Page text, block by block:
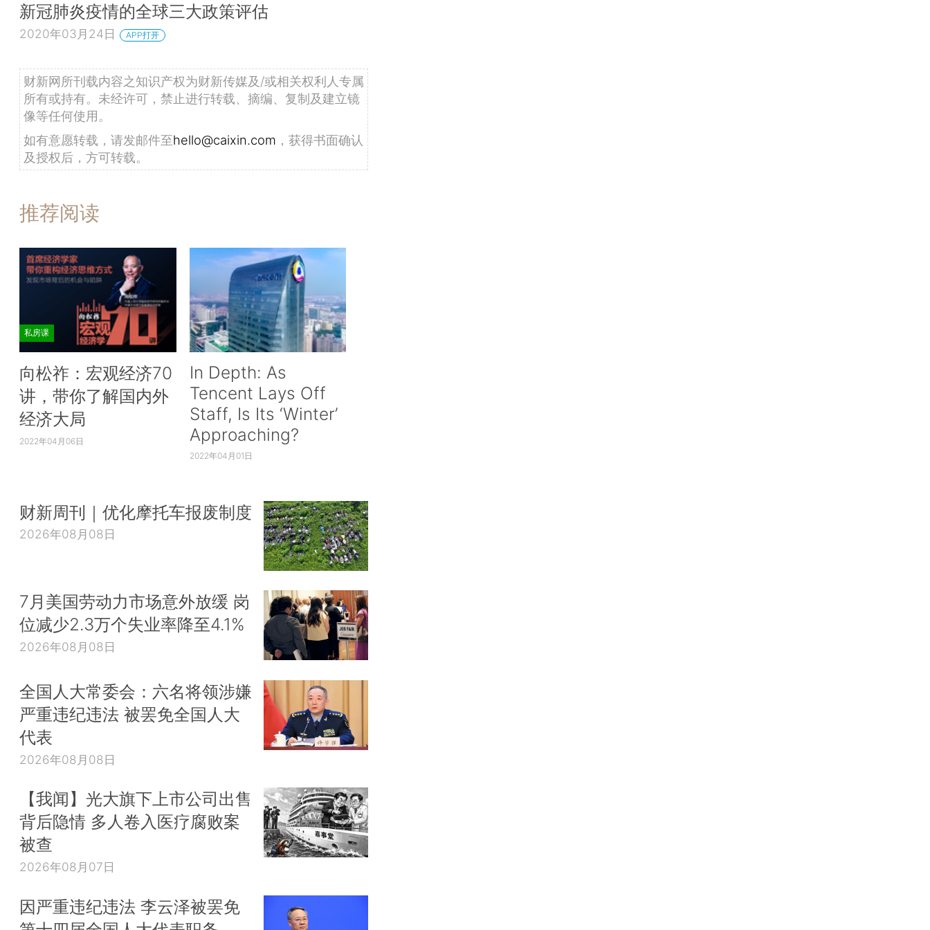
新冠肺炎疫情的全球三大政策评估
2020年03月24日 APP打开
财新网所刊载内容之知识产权为财新传媒及/或相关权利人专属
所有或持有。未经许可，禁止进行转载、摘编、复制及建立镜
像等任何使用。
如有意愿转载，请发邮件至hello@caixin.com ，获得书面确认
及授权后，方可转载。
推荐阅读
私房课
向松祚：宏观经济70
讲，带你了解国内外
经济大局
2022年04月06日
In Depth: As
Tencent Lays Off
Staff, Is Its ‘Winter’
Approaching?
2022年04月01日
财新周刊｜优化摩托车报废制度
2026年08月08日
7月美国劳动力市场意外放缓 岗
位减少2.3万个失业率降至4.1%
2026年08月08日
全国人大常委会：六名将领涉嫌
严重违纪违法 被罢免全国人大
代表
2026年08月08日
【我闻】光大旗下上市公司出售
背后隐情 多人卷入医疗腐败案
被查
2026年08月07日
因严重违纪违法 李云泽被罢免